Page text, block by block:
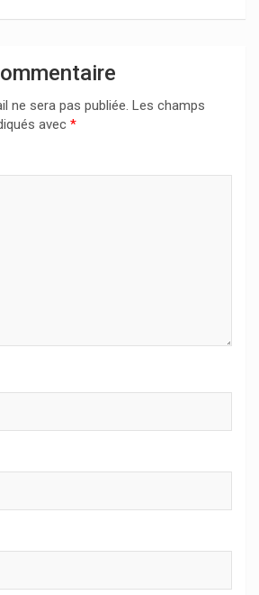
ne sera pas publiée. Les champs
avec *